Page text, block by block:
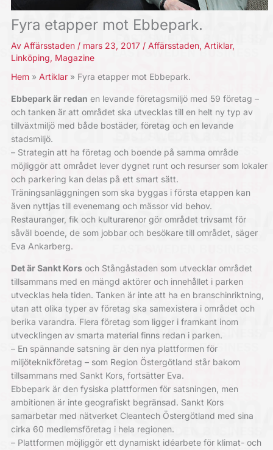
Fyra etapper mot Ebbepark.
Av Affärsstaden / mars 23, 2017 / Affärsstaden, Artiklar,
Linköping, Magazine
Hem
Artiklar Fyra etapper mot Ebbepark.
Ebbepark är redan en levande företagsmiljö med 59 företag –
och tanken är att området ska utvecklas till en helt ny typ av
tillväxtmiljö med både bostäder, företag och en levande
stadsmiljö.
– Strategin att ha företag och boende på samma område
möjliggör att området lever dygnet runt och resurser som lokaler
och parkering kan delas på ett smart sätt.
Träningsanläggningen som ska byggas i första etappen kan
även nyttjas till evenemang och mässor vid behov.
Restauranger, fik och kulturarenor gör området trivsamt för
såväl boende, de som jobbar och besökare till området, säger
Eva Ankarberg.
Det är Sankt Korsoch Stångåstaden som utvecklar området
tillsammans med en mängd aktörer och innehållet i parken
utvecklas hela tiden. Tanken är inte att ha en branschinriktning,
utan att olika typer av företag ska samexistera i området och
berika varandra. Flera företag som ligger i framkant inom
utvecklingen av smarta material finns redan i parken.
– En spännande satsning är den nya plattformen för
miljöteknikföretag – som Region Östergötland står bakom
tillsammans med Sankt Kors, fortsätter Eva.
Ebbepark är den fysiska plattformen för satsningen, men
ambitionen är inte geografiskt begränsad. Sankt Kors
samarbetar med nätverket Cleantech Östergötland med sina
cirka 60 medlemsföretag i hela regionen.
– Plattformen möjliggör ett dynamiskt idéarbete för klimat- och